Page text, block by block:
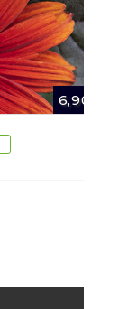
6,90